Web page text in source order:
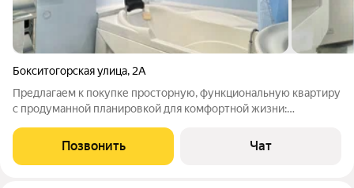
Бокситогорская улица, 2А
Предлагаем к покупке просторную, функциональную квартиру
с продуманной планировкой для комфортной жизни:
идеальный баланс уюта и пространства для всей семьи. Чистая
продажа, без долгов и
Позвонить Чат